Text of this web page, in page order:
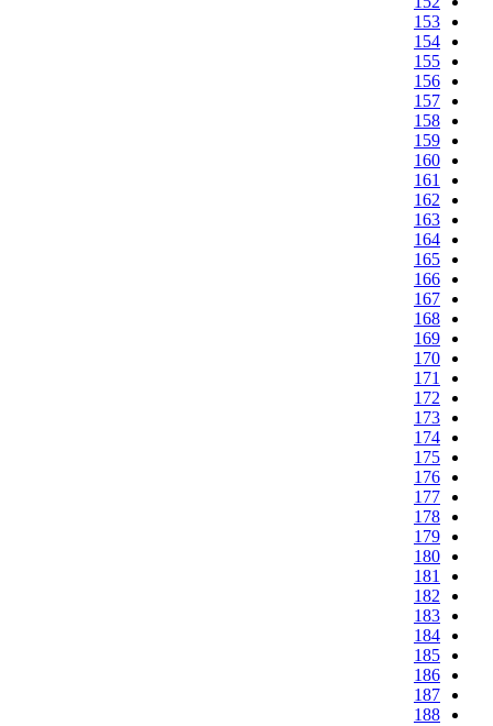
153
154
155
156
157
158
159
160
161
162
163
164
165
166
167
168
169
170
171
172
173
174
175
176
177
178
179
180
181
182
183
184
185
186
187
188